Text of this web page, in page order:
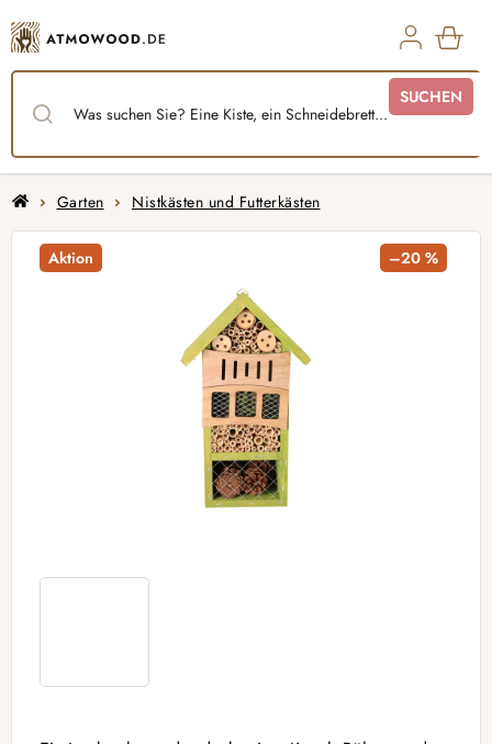
Inhalt
springen
SUCHEN
Startseite
Garten Nistkästen und Futterkästen
Aktion –20 %